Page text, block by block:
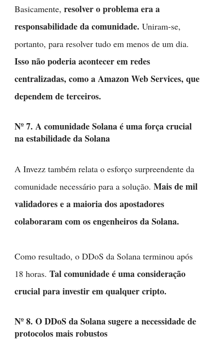
Basicamente, resolver o problema era a
responsabilidade da comunidade. Uniram-se,
portanto, para resolver tudo em menos de um dia.
Isso não poderia acontecer em redes
centralizadas, como a Amazon Web Services, que
dependem de terceiros.
Nº 7. A comunidade Solana é uma força crucial
na estabilidade da Solana
A Invezz também relata o esforço surpreendente da
comunidade necessário para a solução. Mais de mil
validadores e a maioria dos apostadores
colaboraram com os engenheiros da Solana.
Como resultado, o DDoS da Solana terminou após
18 horas. Tal comunidade é uma consideração
crucial para investir em qualquer cripto.
Nº 8. O DDoS da Solana sugere a necessidade de
protocolos mais robustos